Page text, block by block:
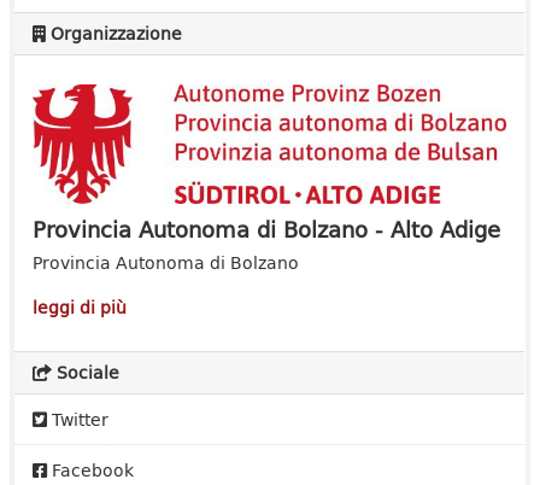
Organizzazione
Provincia Autonoma di Bolzano - Alto Adige
Provincia Autonoma di Bolzano
leggi di più
Sociale
Twitter
Facebook